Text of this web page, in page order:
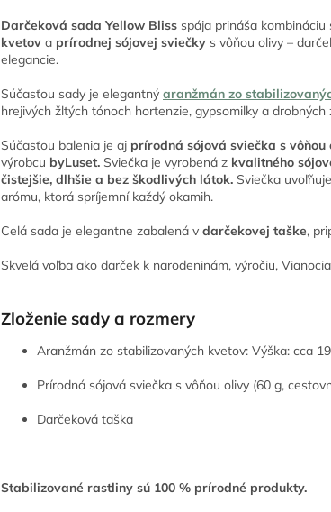
Darčeková sada Yellow Bliss spája prináša kombináciu
kvetov a prírodnej sójovej sviečky s vôňou olivy –
elegancie.
Súčasťou sady je elegantný aranžmán zo
hrejivých žltých tónoch hortenzie, gypsomilky a drobných
Súčasťou balenia je aj prírodná sójová sviečka s vôňou
výrobcu byLuset. Sviečka je vyrobená z kvalitného
čistejšie, dlhšie a bez škodlivých látok. Sviečka
arómu, ktorá spríjemní každý okamih.
Celá sada je elegantne zabalená v darčekovej taške,
Skvelá voľba ako darček k narodeninám, výročiu,
Zloženie sady a rozmery
Aranžmán zo stabilizovaných kvetov: Výška: cca
Prírodná sójová sviečka s vôňou olivy (60 g,
Darčeková taška
Stabilizované rastliny sú 100 % prírodné produkty.